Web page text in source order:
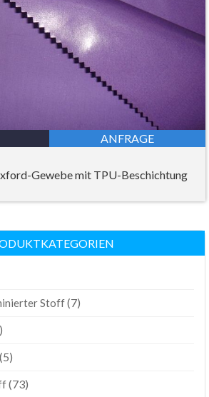
ANFRAGE
Gewebe mit TPU-Beschichtung
Stoff(7)
(5)
(73)